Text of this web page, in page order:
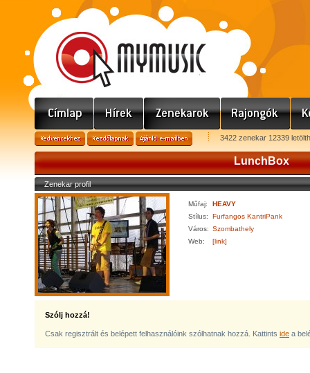
3422 zenekar 12339
LunchBox
Zenekar profil
Műfaj:
HEAVY
Stílus:
Furfangos KantriPank
Város: Szombathely
Web:
[link]
Szólj hozzá!
Csak regisztrált és belépett felhasználóink szólhatnak hozzá. Kattints ide a